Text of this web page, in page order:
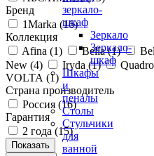
зеркало-
шкаф
Зеркало
Зеркало-
шкаф
Шкафы
и
пеналы
Столы
Стульчики
для
ванной
Бренд
1Marka (16)
Коллекция
Afina (1) Bella (1)
New (4) Iryda (1)
VOLTA (1)
Страна производитель
Россия (16)
Гарантия
2 года (15)